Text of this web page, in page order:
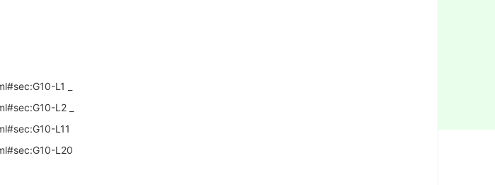
L1 _
L2 _
L11
L20